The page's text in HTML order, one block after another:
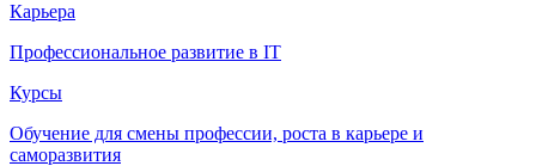
Карьера
Профессиональное развитие в IT
Курсы
Обучение для смены профессии, роста в карьере и
саморазвития